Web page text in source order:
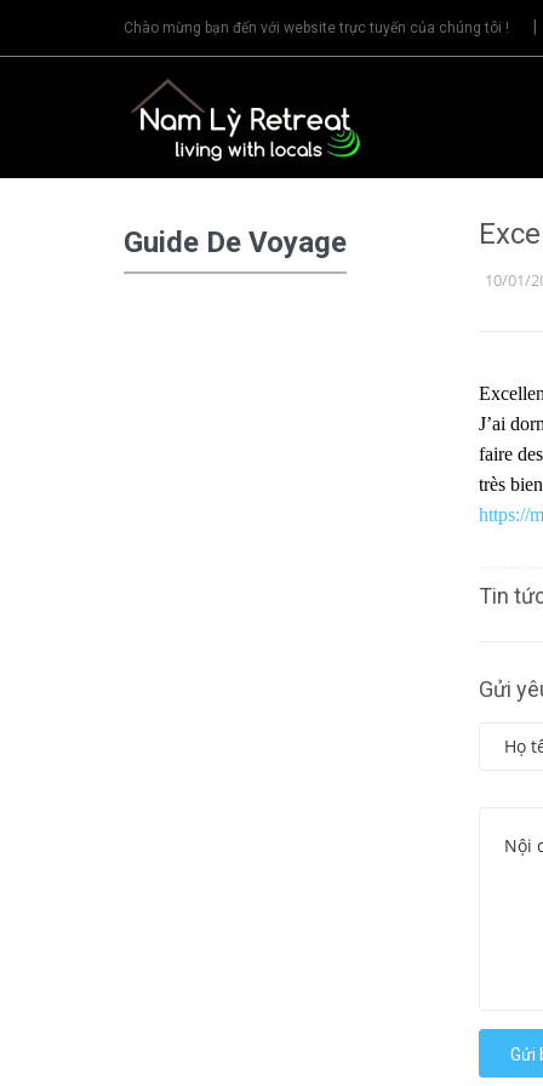
Chào mừng bạn đến với website trực tuyến của chúng tôi !
10/01/
J’ai
faire
très
https://
Tin
Gửi
Gửi
Guide De Voyage